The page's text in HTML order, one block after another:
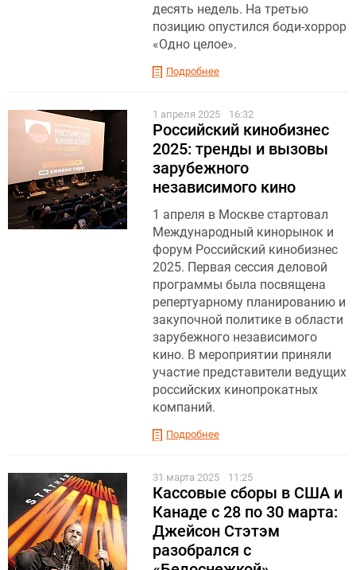
десять недель. На третью
позицию опустился боди-хоррор
«Одно целое».
Подробнее
1 апреля 2025 16:32
Российский кинобизнес
2025: тренды и вызовы
зарубежного
независимого кино
1 апреля в Москве стартовал
Международный кинорынок и
форум Российский кинобизнес
2025. Первая сессия деловой
программы была посвящена
репертуарному планированию и
закупочной политике в области
зарубежного независимого
кино. В мероприятии приняли
участие представители ведущих
российских кинопрокатных
компаний.
Подробнее
31 марта 2025 11:25
Кассовые сборы в США и
Канаде с 28 по 30 марта:
Джейсон Стэтэм
разобрался с